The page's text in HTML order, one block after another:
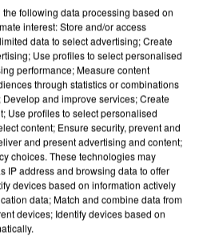
LES REFUGES
the following data processing based on
interest: Store and/or access
data to select advertising; Create
Use profiles to select personalised
performance; Measure content
through statistics or combinations
and improve services; Create
Use profiles to select personalised
content; Ensure security, prevent and
and present advertising and content;
choices. These technologies may
IP address and browsing data to offer
devices based on information actively
data; Match and combine data from
devices; Identify devices based on